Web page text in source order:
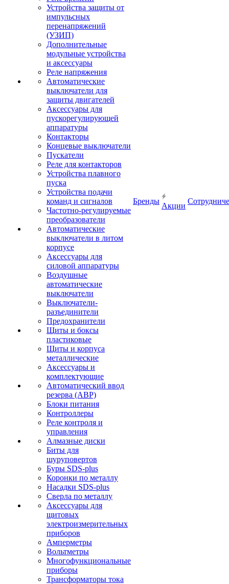
Устройства защиты от
импульсных
перенапряжений
(УЗИП)
Дополнительные
модульные устройства
и аксессуары
Реле напряжения
Автоматические
выключатели для
защиты двигателей
Аксессуары для
пускорегулирующей
аппаратуры
Контакторы
Концевые выключатели
Пускатели
Реле для контакторов
Устройства плавного
пуска
Устройства подачи
команд и сигналов
Частотно-регулируемые
преобразователи
Автоматические
выключатели в литом
корпусе
Аксессуары для
силовой аппаратуры
Воздушные
автоматические
выключатели
Выключатели-
разъединители
Предохранители
Щиты и боксы
пластиковые
Щиты и корпуса
металлические
Аксессуары и
комплектующие
Автоматический ввод
резерва (АВР)
Блоки питания
Контроллеры
Реле контроля и
управления
Алмазные диски
Биты для
шуруповертов
Буры SDS-plus
Коронки по металлу
Насадки SDS-plus
Сверла по металлу
Аксессуары для
щитовых
электроизмерительных
приборов
Амперметры
Вольтметры
Многофункциональные
приборы
Трансформаторы тока
Бренды
Акции